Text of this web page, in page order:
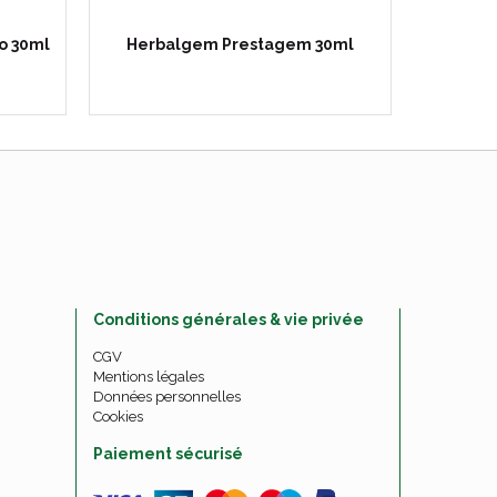
30ml Herbalgem Prestagem 30ml
Conditions générales & vie privée
CGV
Mentions légales
Données personnelles
Cookies
Paiement sécurisé